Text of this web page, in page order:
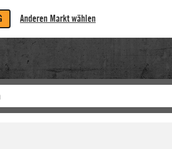
Anderen Markt wählen